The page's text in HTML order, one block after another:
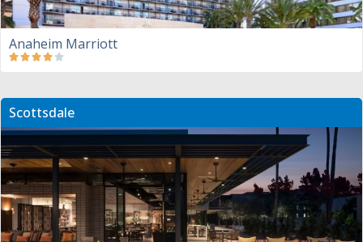
Anaheim Marriott
Scottsdale